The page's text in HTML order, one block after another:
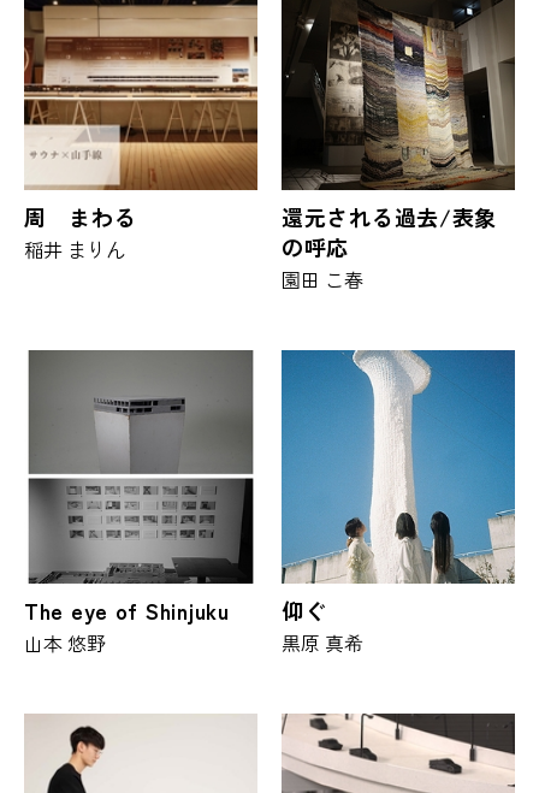
周 まわる
稲井 まりん
還元される過去/表象
の呼応
園田 こ春
The eye of Shinjuku
山本 悠野
仰ぐ
黒原 真希